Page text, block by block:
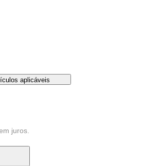
aplicáveis
juros.